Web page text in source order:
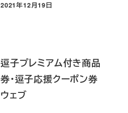
投稿日
2021年12月19日
逗子プレミアム付き商品
券・逗子応援クーポン券
ウェブ